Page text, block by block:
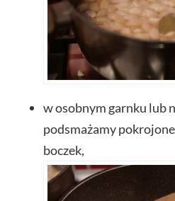
w osobnym garnku lub
podsmażamy
boczek,